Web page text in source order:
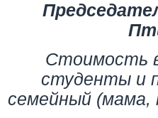
Стоимость
студенты и
семейный (мама,